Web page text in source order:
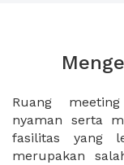
Ruang
nyaman serta
fasilitas yang
merupakan
Ruang
dapat diatur
tempat duduk
kebutuhan